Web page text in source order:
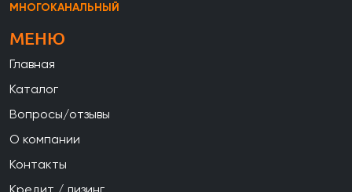
МНОГОКАНАЛЬНЫЙ
МЕНЮ
Главная
Каталог
Вопросы/отзывы
О компании
Контакты